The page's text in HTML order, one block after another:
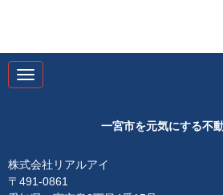
N
a
i
o
一宮市を元気にする不
株式会社リアルアイ
〒491-0861